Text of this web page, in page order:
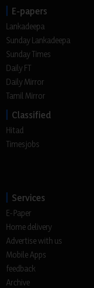
E-papers
Lankadeepa
Sunday Lankadeepa
Sunday Times
Daily FT
Daily Mirror
Tamil Mirror
Classified
Hitad
Timesjobs
Services
E-Paper
Home delivery
Advertise with us
Mobile Apps
feedback
Archive